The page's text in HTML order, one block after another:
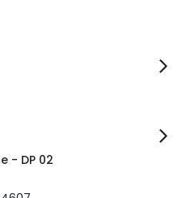
- DP 02